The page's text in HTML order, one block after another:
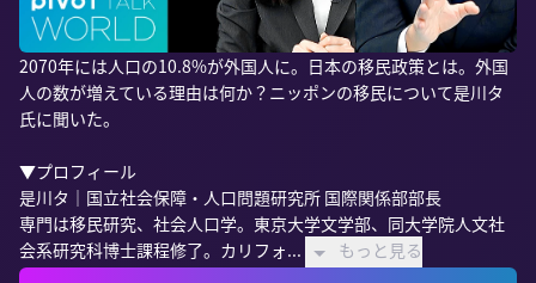
2070年には人口の10.8%が外国人に。日本の移民政策とは。外国
人の数が増えている理由は何か？ニッポンの移民について是川タ
氏に聞いた。
▼プロフィール
是川タ｜国立社会保障・人口問題研究所 国際関係部部長
専門は移民研究、社会人口学。東京大学文学部、同大学院人文社
会系研究科博士課程修了。カリフォ...
もっと見る